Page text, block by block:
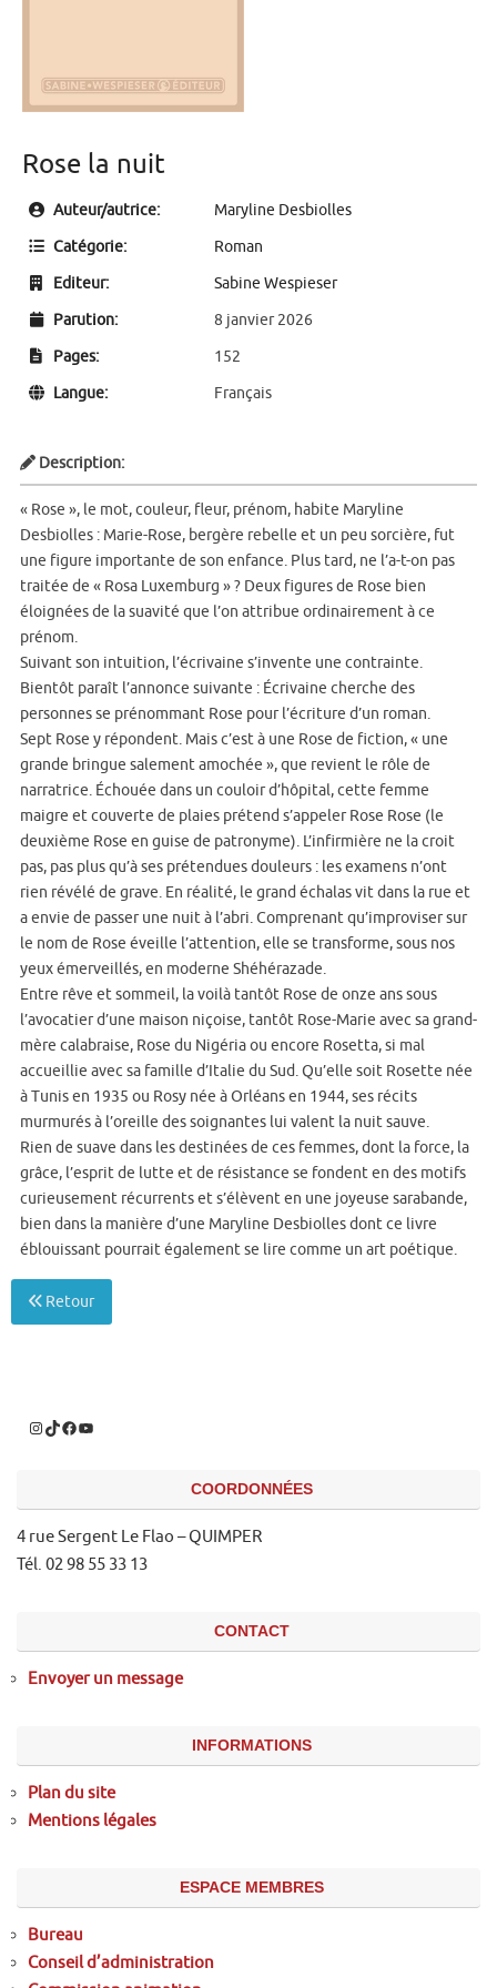
Rose la nuit
Auteur/autrice:
Maryline Desbiolles
Catégorie:
Roman
Editeur:
Sabine Wespieser
Parution:
8 janvier 2026
Pages:
152
Langue:
Français
Description:
« Rose », le mot, couleur, fleur, prénom, habite Maryline
Desbiolles : Marie-Rose, bergère rebelle et un peu sorcière, fut
une figure importante de son enfance. Plus tard, ne l’a-t-on pas
traitée de « Rosa Luxemburg » ? Deux figures de Rose bien
éloignées de la suavité que l’on attribue ordinairement à ce
prénom.
Suivant son intuition, l’écrivaine s’invente une contrainte.
Bientôt paraît l’annonce suivante : Écrivaine cherche des
personnes se prénommant Rose pour l’écriture d’un roman.
Sept Rose y répondent. Mais c’est à une Rose de fiction, « une
grande bringue salement amochée », que revient le rôle de
narratrice. Échouée dans un couloir d’hôpital, cette femme
maigre et couverte de plaies prétend s’appeler Rose Rose (le
deuxième Rose en guise de patronyme). L’infirmière ne la croit
pas, pas plus qu’à ses prétendues douleurs : les examens n’ont
rien révélé de grave. En réalité, le grand échalas vit dans la rue et
a envie de passer une nuit à l’abri. Comprenant qu’improviser sur
le nom de Rose éveille l’attention, elle se transforme, sous nos
yeux émerveillés, en moderne Shéhérazade.
Entre rêve et sommeil, la voilà tantôt Rose de onze ans sous
l’avocatier d’une maison niçoise, tantôt Rose-Marie avec sa grand-
mère calabraise, Rose du Nigéria ou encore Rosetta, si mal
accueillie avec sa famille d’Italie du Sud. Qu’elle soit Rosette née
à Tunis en 1935 ou Rosy née à Orléans en 1944, ses récits
murmurés à l’oreille des soignantes lui valent la nuit sauve.
Rien de suave dans les destinées de ces femmes, dont la force, la
grâce, l’esprit de lutte et de résistance se fondent en des motifs
curieusement récurrents et s’élèvent en une joyeuse sarabande,
bien dans la manière d’une Maryline Desbiolles dont ce livre
éblouissant pourrait également se lire comme un art poétique.
Retour
COORDONNÉES
4 rue Sergent Le Flao – QUIMPER
Tél. 02 98 55 33 13
CONTACT
Envoyer un message
INFORMATIONS
Plan du site
Mentions légales
ESPACE MEMBRES
Bureau
Conseil d’administration